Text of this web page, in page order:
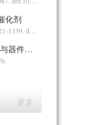
化剂
1339. doi:10.11862/CJIC.2019.167
柔性超级电容器电极材料与器件研究进展
更多